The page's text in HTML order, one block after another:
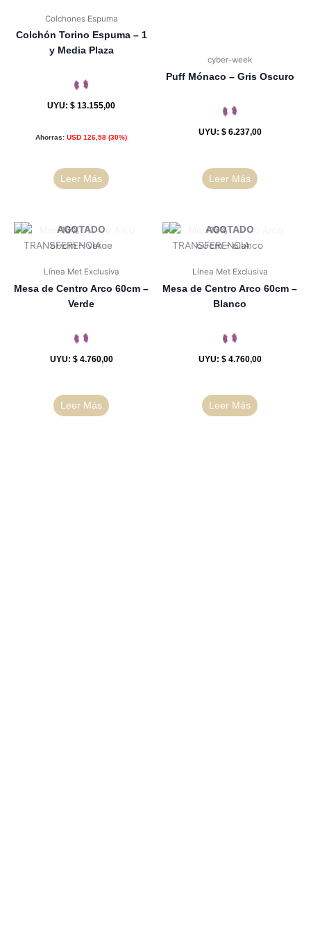
Colchones Espuma
Colchón Torino Espuma – 1
y Media Plaza
UYU: $ 13.155,00
Ahorras: USD 126,58 (30%)
Leer Más
cyber-week
Puff Mónaco – Gris Oscuro
UYU: $ 6.237,00
Leer Más
AGOTADO
Línea Met Exclusiva
Mesa de Centro Arco 60cm –
Verde
UYU: $ 4.760,00
Leer Más
AGOTADO
Línea Met Exclusiva
Mesa de Centro Arco 60cm –
Blanco
UYU: $ 4.760,00
Leer Más